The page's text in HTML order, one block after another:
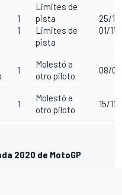
1
1
Limites de
pista
Limites de
pista
25/
01/11/
1
Molestó a
otro piloto
08/
1
Molestó a
otro piloto
15/
2020 de MotoGP